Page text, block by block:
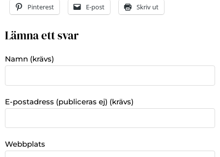
Pinterest E-post Skriv ut
Lämna ett svar
Namn (krävs)
E-postadress (publiceras ej) (krävs)
Webbplats